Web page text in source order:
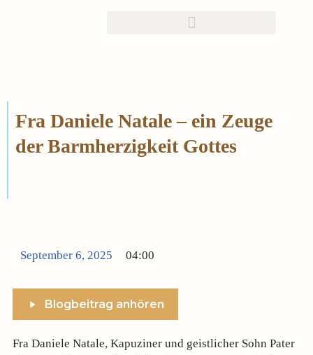
Fra Daniele Natale – ein Zeuge
der Barmherzigkeit Gottes
September 6, 2025 04:00
Blogbeitrag anhören
Fra Daniele Natale, Kapuziner und geistlicher Sohn Pater